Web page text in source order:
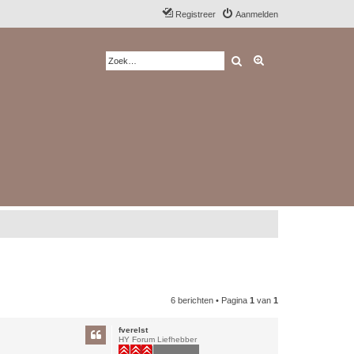
Aanmelden
Registreer
Zoek
6 berichten • Pagina 1 van 1
fverelst
HY Forum Liefhebber